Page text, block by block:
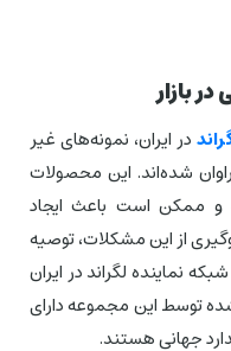
بازار
در ایران، نمونه‌های غیر
شده‌اند. این محصولات
و ممکن است باعث ایجاد
از این مشکلات، توصیه
نماینده لگراند در ایران
توسط این مجموعه دارای
جهانی هستند.